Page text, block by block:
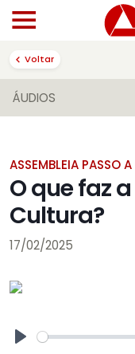
Voltar
ÁUDIOS
ASSEMBLEIA PASSO
O que faz
Cultura?
17/02/2025